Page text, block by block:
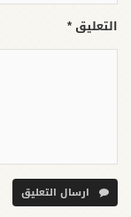
التعليق *
ارسال التعليق